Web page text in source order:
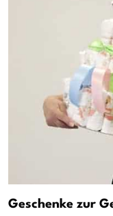
Geschenke zur